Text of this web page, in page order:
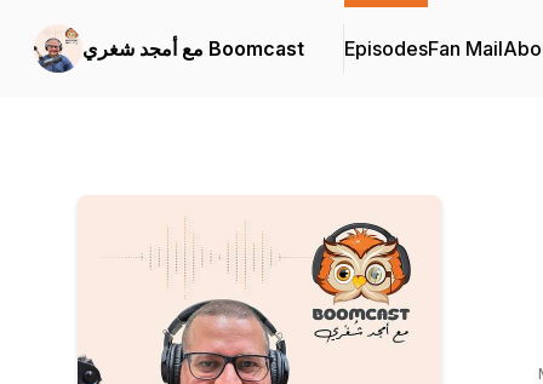
مع أمجد شغري Boomcast EpisodesFan Mail